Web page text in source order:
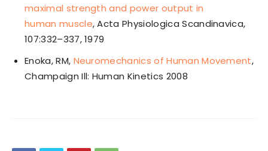
maximal strength and power output in
human muscle, Acta Physiologica Scandinavica,
107:332–337, 1979
Enoka, RM, Neuromechanics of Human Movement,
Champaign Ill: Human Kinetics 2008